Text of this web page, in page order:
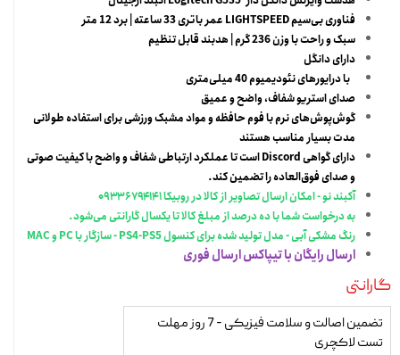
فناوری بی‌سیم LIGHTSPEED عمر باتری 33 ساعته | برد 12 متر
سبک و راحت با وزن 236 گرم | هدبند قابل تنظیم
دارای دانگل
با درایورهای نئودیمیوم 40 میلی‌متری
صدای استریو شفاف، واضح و عمیق
گوش‌پوش‌های نرم با فوم حافظه و مواد مشبک ورزشی برای استفاده طولانی
مدت بسیار مناسب هستند
دارای گواهی Discord است تا عملکرد ارتباطی شفاف و واضح با کیفیت صوتی
و صدای فوق‌العاده را تضمین کند.
آکبند نو - امکان ارسال تصاویر از کالا در روبیکا ۰۹۳۳۶۷۹۴۱۴۱
به درخواست شما با ده درصد از مبلغ کالا تا یکسال گارانتی می‌شود.
رنگ مشکی آبی - مدل تولید شده برای کنسول PS4-PS5 - سازگار با PC و MAC
ارسال رایگان با تیپاکس ارسال فوری
گارانتی
تضمین اصالت و سلامت فیزیکی - 7 روز مهلت
تست لاکچری